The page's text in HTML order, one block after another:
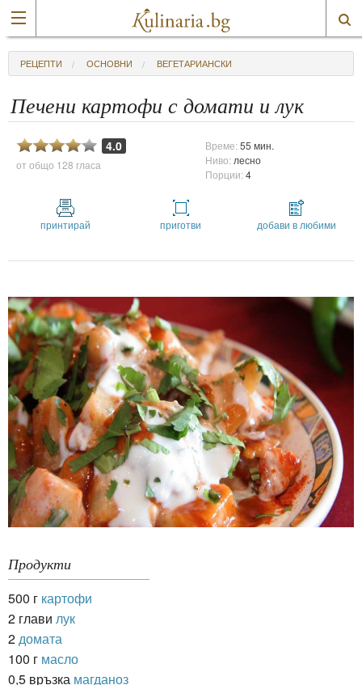
РЕЦЕПТИ ОСНОВНИ ВЕГЕТАРИАНСКИ
Печени картофи с домати и лук
4.0
от общо 128 гласа
Време:55 мин.
Ниво: лесно
Порции:4
принтирай приготви добави в любими
Продукти
500 г картофи
2 глави лук
2 домата
100 г масло
0,5 връзка магданоз